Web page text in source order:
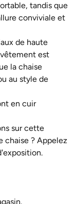
tandis que
conviviale et
de haute
est
la chaise
au style de
en cuir
sur cette
chaise ? Appelez